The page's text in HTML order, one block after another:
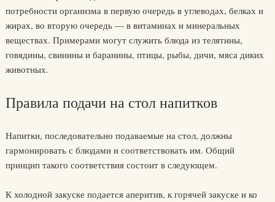
потребности организма в первую очередь в углеводах, белках и
жирах, во вторую очередь — в витаминах и минеральных
веществах. Примерами могут служить блюда из телятины,
говядины, свинины и баранины, птицы, рыбы, дичи, мяса диких
животных.
Правила подачи на стол напитков
Напитки, последовательно подаваемые на стол, должны
гармонировать с блюдами и соответствовать им. Общий
принцип такого соответствия состоит в следующем.
К холодной закуске подается аперитив, к горячей закуске и ко